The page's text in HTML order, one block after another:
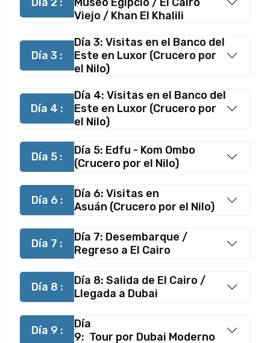
Viejo / Khan El Khalili
Día 3 :
Día 3: Visitas en el Banco del
Este en Luxor (Crucero por
el Nilo)
Día 4 :
Día 4: Visitas en el Banco del
Este en Luxor (Crucero por
el Nilo)
Día 5 :
Día 5: Edfu - Kom Ombo
(Crucero por el Nilo)
Día 6 :
Día 6: Visitas en
Asuán (Crucero por el Nilo)
Día 7 :
Día 7: Desembarque /
Regreso a El Cairo
Día 8 :
Día 8: Salida de El Cairo /
Llegada a Dubai
Día 9 :
Día
9: Tour por Dubai Moderno